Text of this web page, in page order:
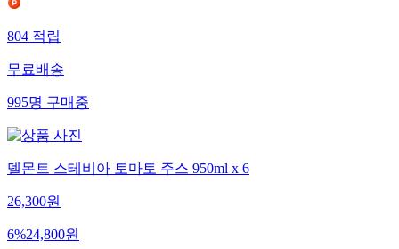
804적립
무료배송
995명구매중
델몬트 스테비아 토마토 주스 950ml x 6
26,300원
6%24,800원